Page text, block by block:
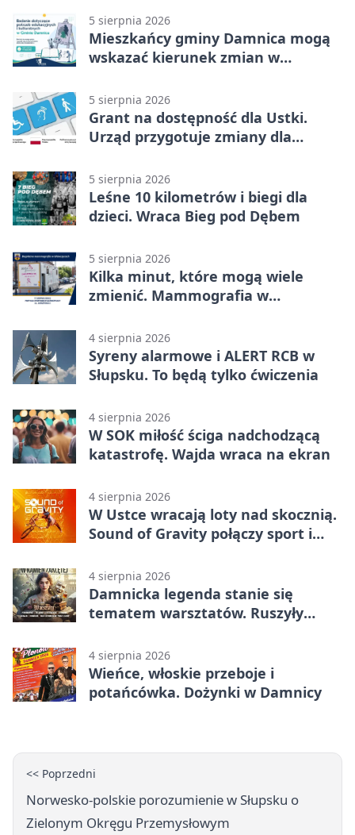
5 sierpnia 2026
Mieszkańcy gminy Damnica mogą
wskazać kierunek zmian w
5 sierpnia 2026
Grant na dostępność dla Ustki.
Urząd przygotuje zmiany dla
5 sierpnia 2026
Leśne 10 kilometrów i biegi dla
dzieci. Wraca Bieg pod Dębem
5 sierpnia 2026
Kilka minut, które mogą wiele
zmienić. Mammografia w
4 sierpnia 2026
Syreny alarmowe i ALERT RCB w
Słupsku. To będą tylko ćwiczenia
4 sierpnia 2026
W SOK miłość ściga nadchodzącą
katastrofę. Wajda wraca na ekran
4 sierpnia 2026
W Ustce wracają loty nad skocznią.
Sound of Gravity połączy sport i
4 sierpnia 2026
Damnicka legenda stanie się
tematem warsztatów. Ruszyły
4 sierpnia 2026
Wieńce, włoskie przeboje i
potańcówka. Dożynki w Damnicy
<< Poprzedni
Norwesko‑polskie porozumienie w Słupsku o
Zielonym Okręgu Przemysłowym